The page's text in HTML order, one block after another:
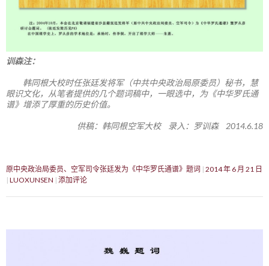
训森注：
韩同根大校时任张廷发将军（中共中央政治局原委员）秘书，慧
眼识文化，从笔者提供的几个题词稿中，一眼选中，为《中华罗氏通
谱》增添了厚重的历史价值。
供稿：韩同根空军大校 录入：罗训森 2014.6.18
原中央政治局委员、空军司令张廷发为《中华罗氏通谱》题词 2014 年 6 月 21 日
LUOXUNSEN 添加评论